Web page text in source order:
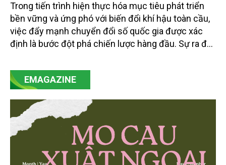
Trong tiến trình hiện thực hóa mục tiêu phát triển
bền vững và ứng phó với biến đổi khí hậu toàn cầu,
việc đẩy mạnh chuyển đổi số quốc gia được xác
định là bước đột phá chiến lược hàng đầu. Sự ra đời
mạnh mẽ, thúc đẩy quá trình cải cách toàn diện,
minh bạch hóa chuỗi cung ứng và nâng cao hiệu
then chốt là nông nghiệp và môi trường.
EMAGAZINE